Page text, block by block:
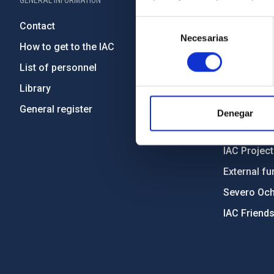
consentimiento
Necesarias
Denegar
Contact
How to get to the IAC
List of personnel
Library
General register
Gender
Forever
IAC
External
Severo
IAC Friends